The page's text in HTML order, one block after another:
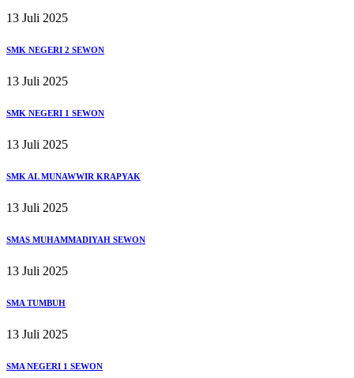
13 Juli 2025
SMK NEGERI 2 SEWON
13 Juli 2025
SMK NEGERI 1 SEWON
13 Juli 2025
SMK AL MUNAWWIR KRAPYAK
13 Juli 2025
SMAS MUHAMMADIYAH SEWON
13 Juli 2025
SMA TUMBUH
13 Juli 2025
SMA NEGERI 1 SEWON